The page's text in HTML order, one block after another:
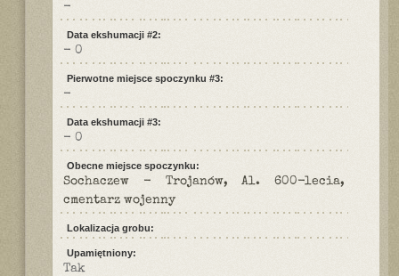
-
Data ekshumacji #2:
- 0
Pierwotne miejsce spoczynku #3:
-
Data ekshumacji #3:
- 0
Obecne miejsce spoczynku:
Sochaczew - Trojanów, Al. 600-lecia,
cmentarz wojenny
Lokalizacja grobu:
Upamiętniony:
Tak